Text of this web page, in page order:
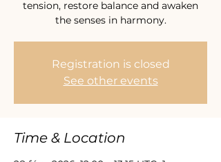
tension, restore balance and awaken
the senses in harmony.
Registration is closed
See other events
Time & Location